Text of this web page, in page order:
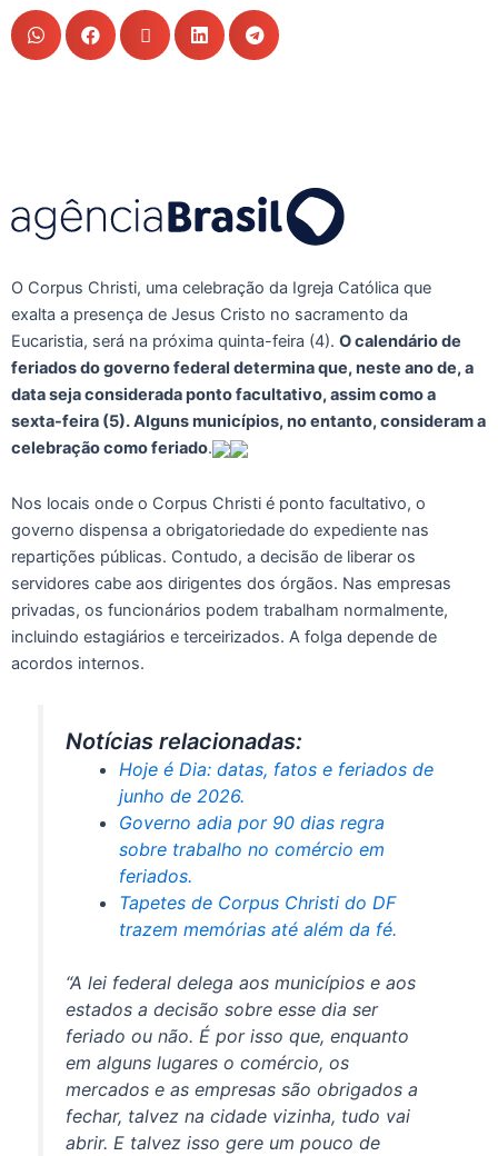
O Corpus Christi, uma celebração da Igreja Católica que
exalta a presença de Jesus Cristo no sacramento da
Eucaristia, será na próxima quinta-feira (4). O calendário de
feriados do governo federal determina que, neste ano de, a
data seja considerada ponto facultativo, assim como a
sexta-feira (5). Alguns municípios, no entanto, consideram a
celebração como feriado.
Nos locais onde o Corpus Christi é ponto facultativo, o
governo dispensa a obrigatoriedade do expediente nas
repartições públicas. Contudo, a decisão de liberar os
servidores cabe aos dirigentes dos órgãos. Nas empresas
privadas, os funcionários podem trabalham normalmente,
incluindo estagiários e terceirizados. A folga depende de
acordos internos.
Notícias relacionadas:
Hoje é Dia: datas, fatos e feriados de
junho de 2026.
Governo adia por 90 dias regra
sobre trabalho no comércio em
feriados.
Tapetes de Corpus Christi do DF
trazem memórias até além da fé.
“A lei federal delega aos municípios e aos
estados a decisão sobre esse dia ser
feriado ou não. É por isso que, enquanto
em alguns lugares o comércio, os
mercados e as empresas são obrigados a
fechar, talvez na cidade vizinha, tudo vai
abrir. E talvez isso gere um pouco de